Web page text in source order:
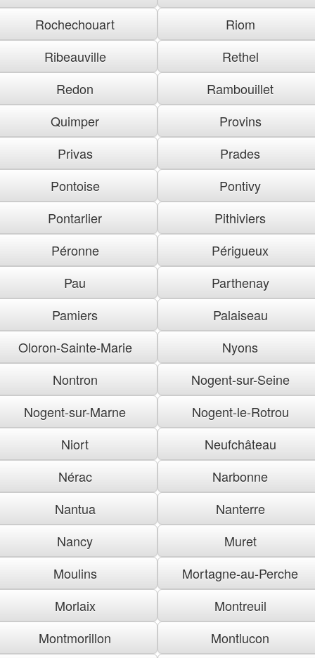
Rochechouart
Riom
Ribeauville
Rethel
Redon
Rambouillet
Quimper
Provins
Privas
Prades
Pontoise
Pontivy
Pontarlier
Pithiviers
Péronne
Périgueux
Pau
Parthenay
Pamiers
Palaiseau
Oloron-Sainte-Marie
Nyons
Nontron
Nogent-sur-Seine
Nogent-sur-Marne
Nogent-le-Rotrou
Niort
Neufchâteau
Nérac
Narbonne
Nantua
Nanterre
Nancy
Muret
Moulins
Mortagne-au-Perche
Morlaix
Montreuil
Montmorillon
Montlucon